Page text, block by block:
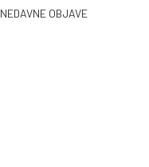
NEDAVNE OBJAVE